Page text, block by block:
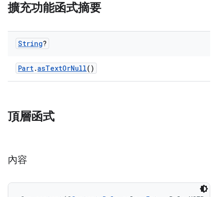
擴充功能函式摘要
String?
Part.asTextOrNull()
頂層函式
內容